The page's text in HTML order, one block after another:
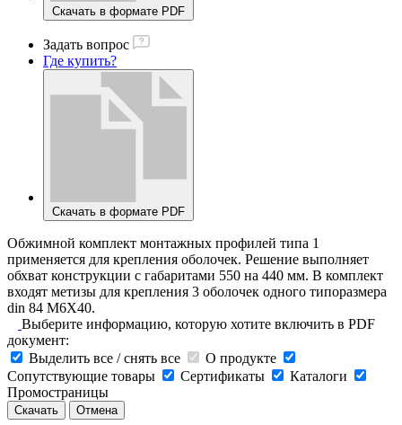
Скачать в формате PDF
Задать вопрос
Где купить?
Скачать в формате PDF
Обжимной комплект монтажных профилей типа 1
применяется для крепления оболочек. Решение выполняет
обхват конструкции с габаритами 550 на 440 мм. В комплект
входят метизы для крепления 3 оболочек одного типоразмера
din 84 M6X40.
Выберите информацию, которую хотите включить в PDF
документ:
Выделить все / снять все
О продукте
Сопутствующие товары
Сертификаты
Каталоги
Промостраницы
Скачать Отмена